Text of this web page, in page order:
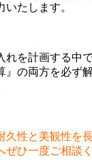
たします。
れを計画する中
』の両方を必ず
久性と美観性を
ぜひ一度ご相談